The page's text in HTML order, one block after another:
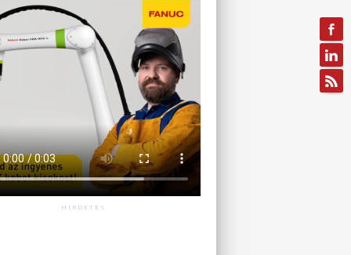
HIRDETÉS